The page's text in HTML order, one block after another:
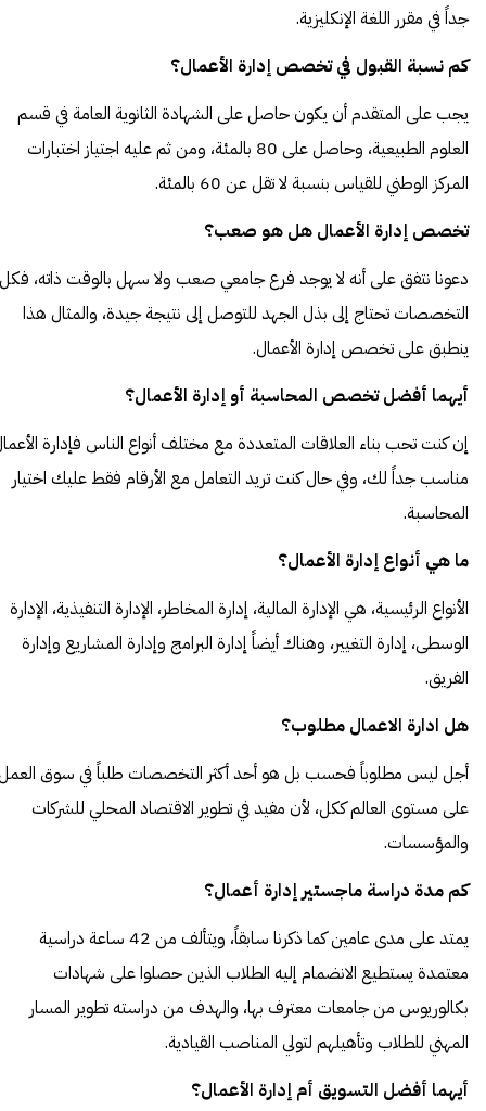
جداً في مقرر اللغة الإنكليزية.
كم نسبة القبول في تخصص إدارة الأعمال؟
يجب على المتقدم أن يكون حاصل على الشهادة الثانوية العامة في قسم
العلوم الطبيعية، وحاصل على 80 بالمئة، ومن ثم عليه اجتياز اختبارات
المركز الوطني للقياس بنسبة لا تقل عن 60 بالمئة.
تخصص إدارة الأعمال هل هو صعب؟
دعونا نتفق على أنه لا يوجد فرع جامعي صعب ولا سهل بالوقت ذاته، فكل
التخصصات تحتاج إلى بذل الجهد للتوصل إلى نتيجة جيدة، والمثال هذا
ينطبق على تخصص إدارة الأعمال.
أيهما أفضل تخصص المحاسبة أو إدارة الأعمال؟
إن كنت تحب بناء العلاقات المتعددة مع مختلف أنواع الناس فإدارة
مناسب جداً لك، وفي حال كنت تريد التعامل مع الأرقام فقط عليك اختيار
المحاسبة.
ما هي أنواع إدارة الأعمال؟
الأنواع الرئيسية، هي الإدارة المالية، إدارة المخاطر، الإدارة التنفيذية، الإدارة
الوسطى، إدارة التغيير، وهناك أيضاً إدارة البرامج وإدارة المشاريع وإدارة
الفريق.
هل ادارة الاعمال مطلوب؟
أجل ليس مطلوباً فحسب بل هو أحد أكثر التخصصات طلباً في سوق
على مستوى العالم ككل، لأن مفيد في تطوير الاقتصاد المحلي للشركات
والمؤسسات.
كم مدة دراسة ماجستير إدارة أعمال؟
يمتد على مدى عامين كما ذكرنا سابقاً، ويتألف من 42 ساعة دراسية
معتمدة يستطيع الانضمام إليه الطلاب الذين حصلوا على شهادات
بكالوريوس من جامعات معترف بها، والهدف من دراسته تطوير المسار
المهني للطلاب وتأهيلهم لتولي المناصب القيادية.
أيهما أفضل التسويق أم إدارة الأعمال؟